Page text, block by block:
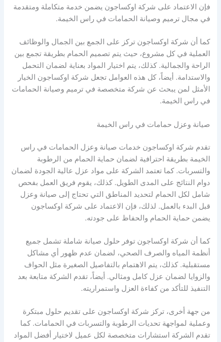
فإن الاعتماد على شركة اوكساجون يضمن خدمة متكاملة ومتقدمة
في مجال ترميم وصيانة الحمامات في راس الخيمة.
كما أن شركة اوكساجون تركز على الجمع بين الجمال والوظائف
العملية في كل مشروع، حيث يتم تصميم الحمام بطريقة تجمع بين
الراحة والجمالية. كذلك، يتم اختيار المواد بعناية لضمان التحمل
والاستدامة. أيضاً، كل هذه العوامل تجعل شركة اوكساجون الخيار
الأمثل لمن يبحث عن شركة متخصصة في ترميم وصيانة الحمامات
في راس الخيمة.
صيانة وعزل حمامات في راس الخيمة
تقدم شركة اوكساجون خدمات صيانة وعزل الحمامات في راس
الخيمة بطريقة احترافية لضمان حماية الحمام من الرطوبة
والتسربات. كما تعتمد الشركة على مواد عزل عالية الجودة لضمان
دوام النتائج على المدى الطويل. كذلك، يقوم فريق العمل بفحص
شامل لكل الحمام لتحديد المناطق التي تحتاج إلى صيانة وعزل
قبل البدء بالعمل. لذلك، فإن الاعتماد على شركة اوكساجون
يضمن حماية الحمام والحفاظ على جودته.
كما أن شركة اوكساجون توفر حلول صيانة شاملة تشمل جميع
أنظمة المياه والصرف الصحي، لضمان عدم ظهور أي مشاكل
مستقبلية. كذلك، يتم الاهتمام بالتفاصيل الصغيرة مثل الحواف
والزوايا لضمان عزل كامل ومثالي. أيضاً، تقدم الشركة متابعة بعد
التنفيذ للتأكد من كفاءة العزل واستمراريته.
من جهة أخرى، تركز شركة اوكساجون على تقديم حلول مبتكرة
وعملية لمواجهة تحديات الرطوبة والتسربات في الحمامات. كما
تقدم الشركة استشارات متخصصة لكل عميل لاختيار أفضل المواد